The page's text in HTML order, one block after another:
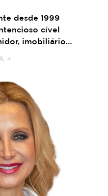
desde 1999
cível
imobiliário…
+